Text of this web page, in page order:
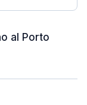
al Porto